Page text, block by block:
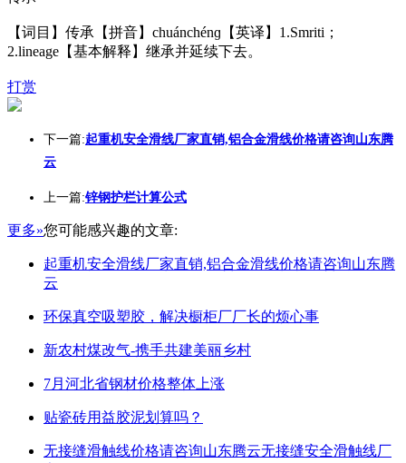
【词目】传承【拼音】chuánchénɡ【英译】1.Smriti；
2.lineage【基本解释】继承并延续下去。
打赏
下一篇:起重机安全滑线厂家直销,铝合金滑线价格请咨询山东腾
云
上一篇:锌钢护栏计算公式
更多»您可能感兴趣的文章:
起重机安全滑线厂家直销,铝合金滑线价格请咨询山东腾
云
环保真空吸塑胶，解决橱柜厂厂长的烦心事
新农村煤改气-携手共建美丽乡村
7月河北省钢材价格整体上涨
贴瓷砖用益胶泥划算吗？
无接缝滑触线价格请咨询山东腾云无接缝安全滑触线厂